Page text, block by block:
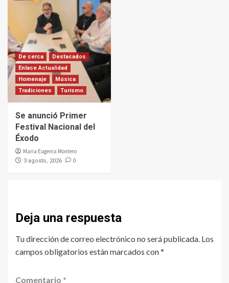
De cerca
Destacados
Enlace Actualidad
Homenaje
Música
Tradiciones
Turismo
Se anunció Primer
Festival Nacional del
Éxodo
Maria Eugenia Montero
3 agosto, 2026 0
Deja una respuesta
Tu dirección de correo electrónico no será publicada. Los
campos obligatorios están marcados con*
Comentario *